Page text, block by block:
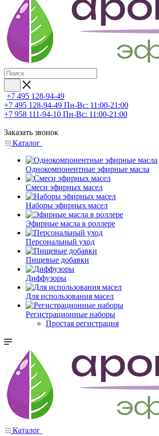
+7 495 128-94-49
+7 495 128-94-49 Пн-Вс: 11:00-21:00
+7 958 111-94-10 Пн-Вс: 11:00-21:00
Заказать звонок
Каталог
Однокомпонентные эфирные масла
Смеси эфирных масел
Наборы эфирных масел
Эфирные масла в роллере
Персональный уход
Пищевые добавки
Диффузоры
Для использования масел
Регистрационные наборы
Простая регистрация
Каталог